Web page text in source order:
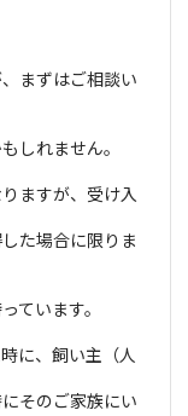
まずはご相談い
れません。
ますが、受け入
た場合に限りま
います。
に、飼い主（人
そのご家族にい